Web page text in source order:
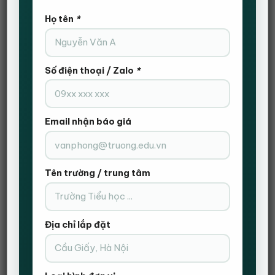
những lý do khiến bàn IKEA trở thành lựa chọn ưu việt
cho mọi gia đình và văn phòng.
Họ tên *
Số điện thoại / Zalo *
Email nhận báo giá
Tên trường / trung tâm
Địa chỉ lắp đặt